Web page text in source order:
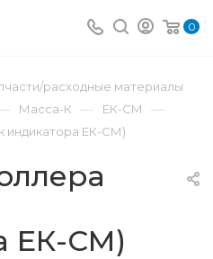
0
расходные материалы
Масса-К — ЕК-СМ —
индикатора ЕК-СМ)
ЕК-СМ)